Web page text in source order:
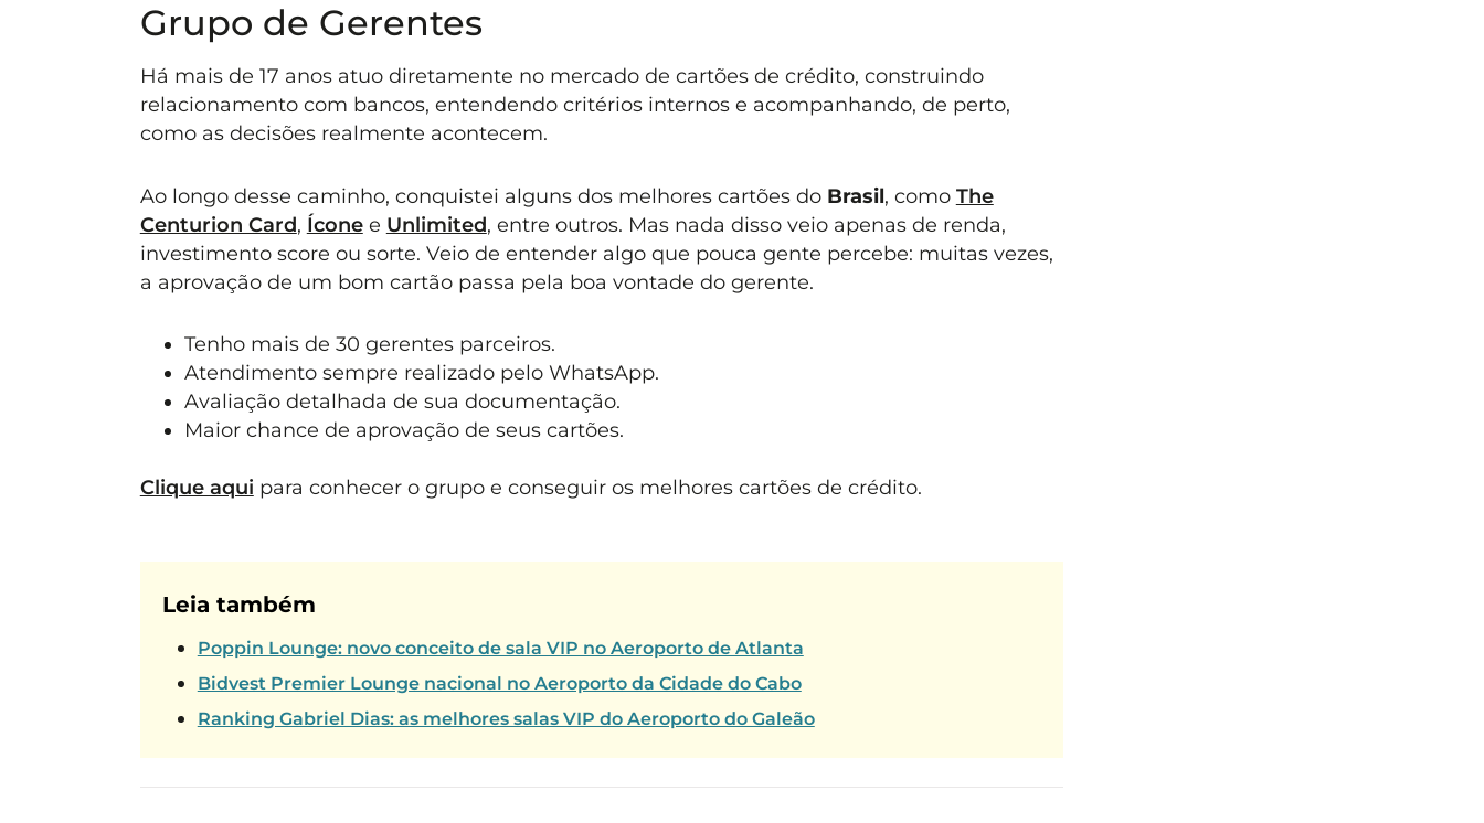
Grupo de Gerentes
Há mais de 17 anos atuo diretamente no mercado de cartões de crédito, construindo
relacionamento com bancos, entendendo critérios internos e acompanhando, de perto,
como as decisões realmente acontecem.
Ao longo desse caminho, conquistei alguns dos melhores cartões do Brasil, como The
Centurion Card, Íconee Unlimited, entre outros. Mas nada disso veio apenas de renda,
investimento score ou sorte. Veio de entender algo que pouca gente percebe: muitas vezes,
a aprovação de um bom cartão passa pela boa vontade do gerente.
Tenho mais de 30 gerentes parceiros.
Atendimento sempre realizado pelo WhatsApp.
Avaliação detalhada de sua documentação.
Maior chance de aprovação de seus cartões.
Clique aqui para conhecer o grupo e conseguir os melhores cartões de crédito.
Leia também
Poppin Lounge: novo conceito de sala VIP no Aeroporto de Atlanta
Bidvest Premier Lounge nacional no Aeroporto da Cidade do Cabo
Ranking Gabriel Dias: as melhores salas VIP do Aeroporto do Galeão